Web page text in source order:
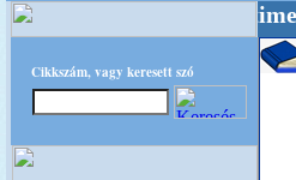
Cikkszám, vagy keresett szó
tartjuk "Oldtimer/